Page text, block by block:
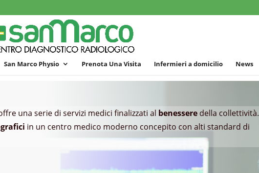
San Marco Physio Prenota Una Visita Infermieri a domicilio News
una serie di servizi medici finalizzati al benessere della collettività.
in un centro medico moderno concepito con alti standard di